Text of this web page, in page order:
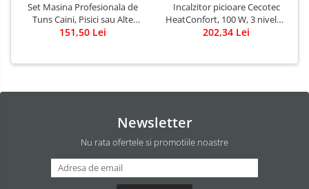
Set Masina Profesionala de
Tuns Caini, Pisici sau Alte
Animale, Rovo T3, fara fir,
151,50 Lei
Incalzitor picioare Cecotec
HeatConfort, 100 W, 3 niveluri
de temperatura, oprire
202,34 Lei
Newsletter
Nu rata ofertele si promotiile noastre